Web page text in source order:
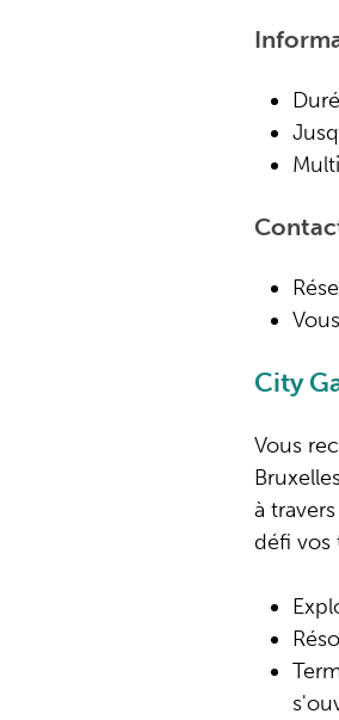
City
Vous
à
défi vos